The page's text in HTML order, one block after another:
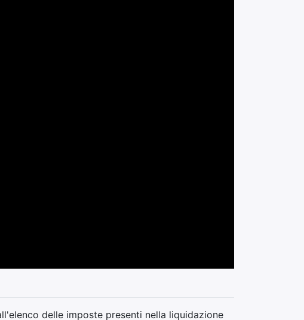
delle imposte presenti nella liquidazione